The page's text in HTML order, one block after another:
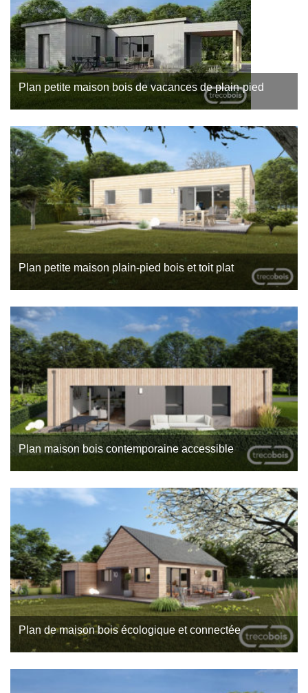
Plan petite maison bois de vacances de plain-pied
maison de vacances ou bien d’ajouter une petite habitation
dans son jardin pour faire de la location saisonnière ou
annuelle…
Plan petite maison plain-pied bois et toit plat
entretenir : c’est avec ces trois exigences claires que les
futurs propriétaires de cette petite maison bois toit plat…
Plan maison bois contemporaine accessible
bois, l’agence Trecobois, constructeur maison bois à Auray, a
présenté un projet innovant alliant confort…
Plan de maison bois écologique et connectée